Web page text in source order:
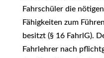
Fahrschüler die
Fähigkeiten zum
besitzt (§ 16 FahrlG).
Fahrlehrer nach